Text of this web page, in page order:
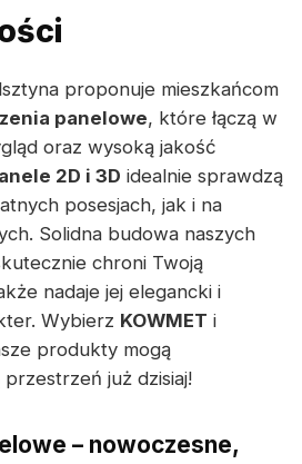
proponuje mieszkańcom
panelowe, które łączą w
oraz wysoką jakość
2D i 3D idealnie sprawdzą
posesjach, jak i na
Solidna budowa naszych
chroni Twoją
nadaje jej elegancki i
Wybierz KOWMET i
produkty mogą
już dzisiaj!
– nowoczesne,